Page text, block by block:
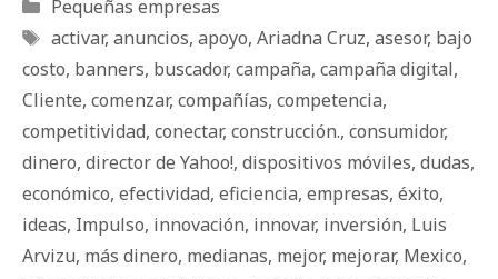
Pequeñas empresas
Etiquetas
activar, anuncios, apoyo, Ariadna Cruz, asesor, bajo
costo, banners, buscador, campaña, campaña digital,
Cliente, comenzar, compañías, competencia,
competitividad, conectar, construcción., consumidor,
dinero, director de Yahoo!, dispositivos móviles, dudas,
económico, efectividad, eficiencia, empresas, éxito,
ideas, Impulso, innovación, innovar, inversión, Luis
Arvizu, más dinero, medianas, mejor, mejorar, Mexico,